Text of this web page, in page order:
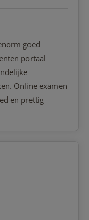
goed
portaal
Online examen
en prettig